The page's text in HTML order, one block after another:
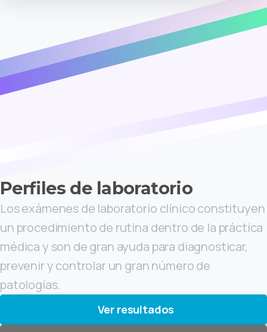
Perfiles de laboratorio
Los exámenes de laboratorio clínico constituyen
un procedimiento de rutina dentro de la práctica
médica y son de gran ayuda para diagnosticar,
prevenir y controlar un gran número de
patologías.
Ver resultados